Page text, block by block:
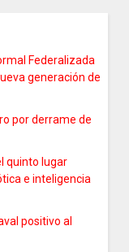
Federalizada
generación de
por derrame de
quinto lugar
e inteligencia
positivo al